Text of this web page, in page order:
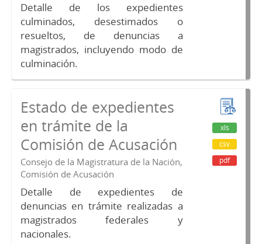
Detalle de los expedientes
culminados, desestimados o
resueltos, de denuncias a
magistrados, incluyendo modo de
culminación.
Estado de expedientes
en trámite de la
Comisión de Acusación
Consejo de la Magistratura de la Nación,
Comisión de Acusación
Detalle de expedientes de
denuncias en trámite realizadas a
magistrados federales y
nacionales.
xls
csv
pdf